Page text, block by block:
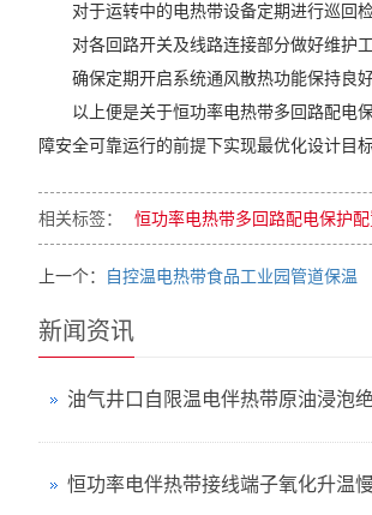
对于运转中的电热带设备定期进行巡回
对各回路开关及线路连接部分做好维护
确保定期开启系统通风散热功能保持良
以上便是关于恒功率电热带多回路配电
障安全可靠运行的前提下实现最优化设计目标
相关标签： 恒功率电热带多回路配电保护配
上一个： 自控温电热带食品工业园管道保温
新闻资讯
恒功率电伴热带接线端子氧化升温